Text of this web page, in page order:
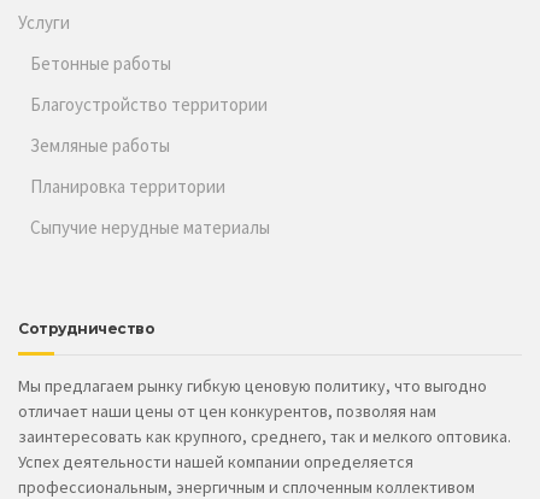
Услуги
Бетонные работы
Благоустройство территории
Земляные работы
Планировка территории
Сыпучие нерудные материалы
Сотрудничество
Мы предлагаем рынку гибкую ценовую политику, что выгодно
отличает наши цены от цен конкурентов, позволяя нам
заинтересовать как крупного, среднего, так и мелкого оптовика.
Успех деятельности нашей компании определяется
профессиональным, энергичным и сплоченным коллективом